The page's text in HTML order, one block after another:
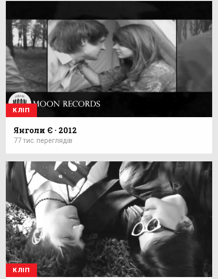
КЛІП
Янголи Є · 2012
77 тис. переглядів
КЛІП